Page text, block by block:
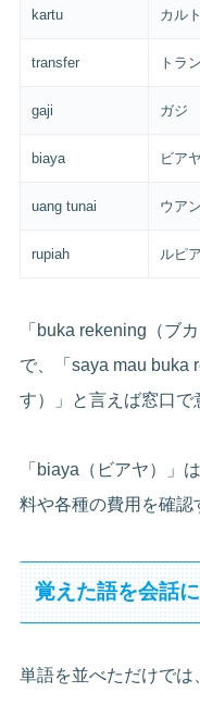
kartu カル
transfer トラ
gaji ガジ
biaya ビアヤ
uang tunai ウア
rupiah ルピア
「buka rekening（ブ
で、「saya mau buka
す）」と言えば窓口で
「biaya（ビアヤ）」
料や各種の費用を確認
覚えた語を会話
単語を並べただけでは